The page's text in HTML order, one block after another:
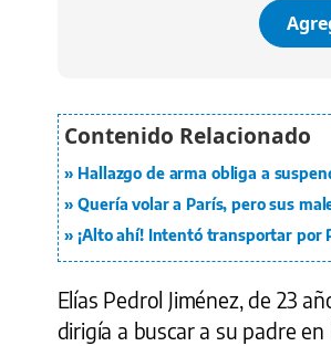
Hallazgo de arma obliga a
Quería volar a París, pero sus
¡Alto ahí! Intentó transportar por
Elías Pedrol Jiménez, de 23
dirigía a buscar a su padre